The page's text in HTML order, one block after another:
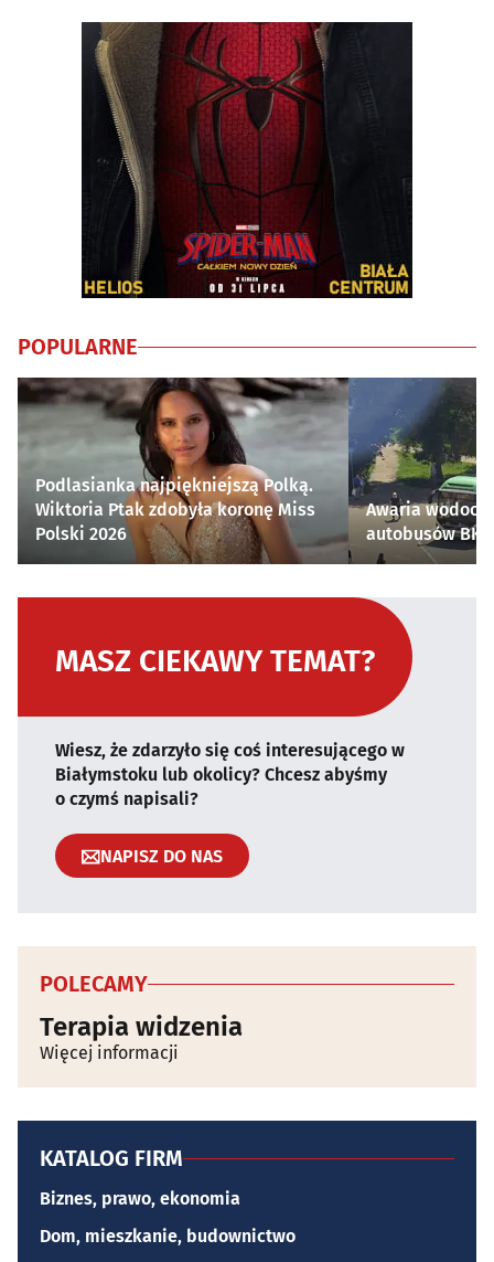
POPULARNE
Podlasianka najpiękniejszą Polką.
Wiktoria Ptak zdobyła koronę Miss
Polski 2026
Awaria
autobusów
MASZ CIEKAWY TEMAT?
Wiesz, że zdarzyło się coś interesującego w
Białymstoku lub okolicy? Chcesz abyśmy
o czymś napisali?
NAPISZ DO NAS
POLECAMY
Terapia widzenia
Więcej informacji
KATALOG FIRM
Biznes, prawo, ekonomia
Dom, mieszkanie, budownictwo